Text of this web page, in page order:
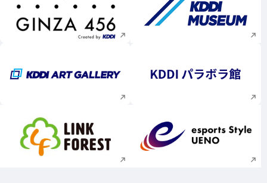
新規ウィンドウで開く 新規ウィンドウで
新規ウィンドウで開く 新規ウィンドウで
新規ウィンドウで開く 新規ウィンドウで